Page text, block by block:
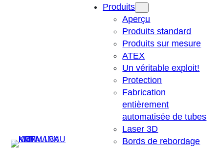
Produits
Aperçu
Produits standard
Produits sur mesure
ATEX
Un véritable exploit!
Protection
Fabrication
entièrement
automatisée de tubes
Laser 3D
Bords de rebordage